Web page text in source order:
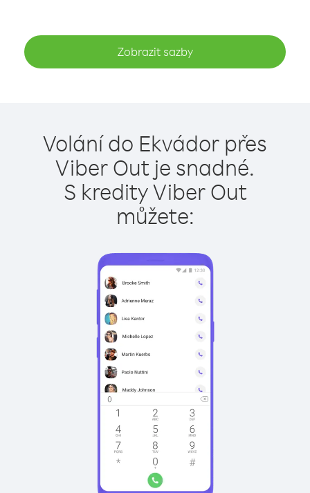
Zobrazit sazby
Volání do Ekvádor přes
Viber Out je snadné.
S kredity Viber Out
můžete: